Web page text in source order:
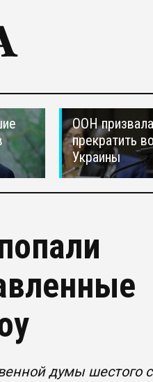
ООН
прекратить
Украины
думы шестого